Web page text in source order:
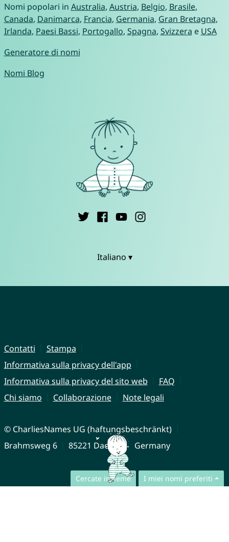
Cercate insieme I miei nomi preferiti
Nomi popolari in Australia, Austria, Belgio, Brasile,
Canada, Danimarca, Francia, Germania, Gran Bretagna,
Irlanda, Paesi Bassi, Portogallo, Spagna, Svizzera e USA
Generatore di nomi
Nomi Blog
Italiano ▾
Contatti
Stampa
Informativa sulla privacy dell'app
Informativa sulla privacy del sito web
FAQ
Chi siamo
Collaborazione Note legali
© CharliesNames UG (haftungsbeschränkt)
Brahmsweg 6
85221 Dachau Germany